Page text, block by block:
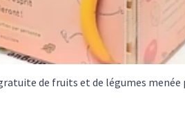
de fruits et de légumes menée